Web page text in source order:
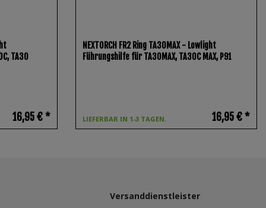
TA30
16,95 € *
NEXTORCH FR2 Ring TA30MAX - Lowlight
Führungshilfe für TA30MAX, TA30C MAX, P91
LIEFERBAR IN 1-3 TAGEN. 16,95 € *
Versanddienstleister